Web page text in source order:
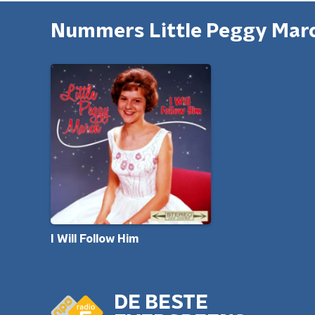
Nummers Little Peggy
I Will Follow Him
DE BESTE